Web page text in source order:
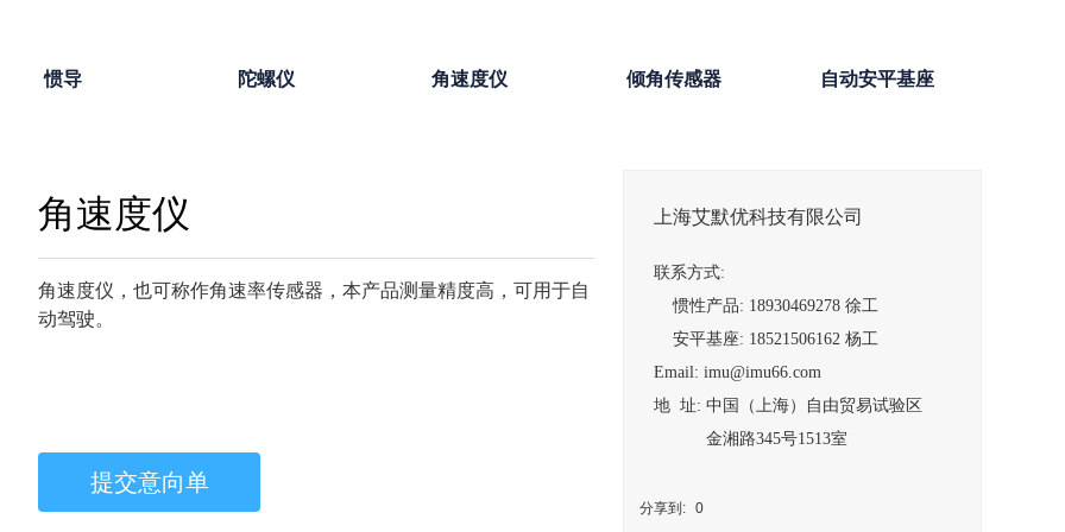
惯导 陀螺仪 角速度仪 倾角传感器 自动安平基座
角速度仪
角速度仪，也可称作角速率传感器，本产品测量精度高，可用于自
动驾驶。
提交意向单
上海艾默优科技有限公司
联系方式:
惯性产品: 18930469278 徐工
安平基座: 18521506162 杨工
Email: imu@imu66.com
地 址: 中国（上海）自由贸易试验区
金湘路345号1513室
分享到: 0